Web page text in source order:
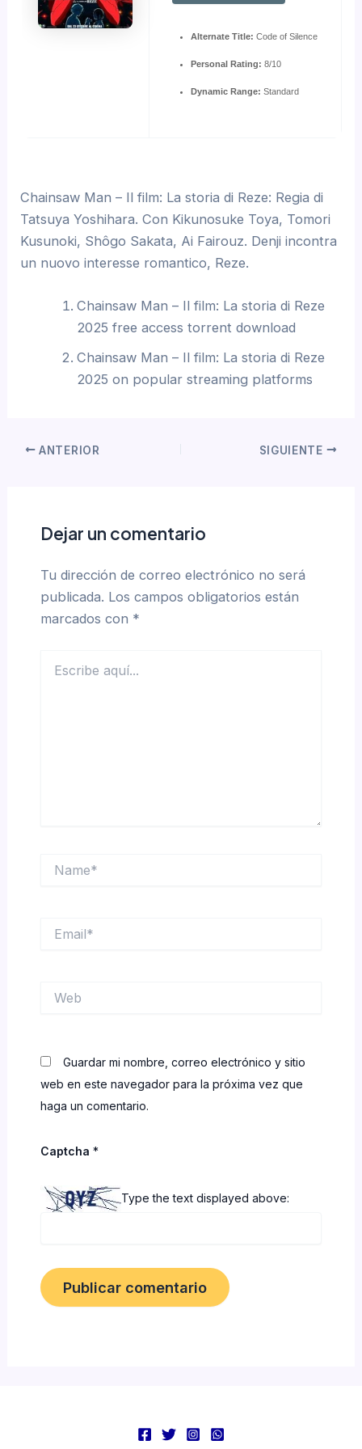
Alternate Title: Code of Silence
Personal Rating: 8/10
Dynamic Range: Standard
Chainsaw Man – Il film: La storia di Reze: Regia di
Tatsuya Yoshihara. Con Kikunosuke Toya, Tomori
Kusunoki, Shôgo Sakata, Ai Fairouz. Denji incontra
un nuovo interesse romantico, Reze.
Chainsaw Man – Il film: La storia di Reze
2025 free access torrent download
Chainsaw Man – Il film: La storia di Reze
2025 on popular streaming platforms
ANTERIOR SIGUIENTE
Dejar un comentario
Tu dirección de correo electrónico no será
publicada. Los campos obligatorios están
marcados con *
aquí...
Guardar mi nombre, correo electrónico y sitio
web en este navegador para la próxima vez que
haga un comentario.
Captcha *
Type the text displayed above: